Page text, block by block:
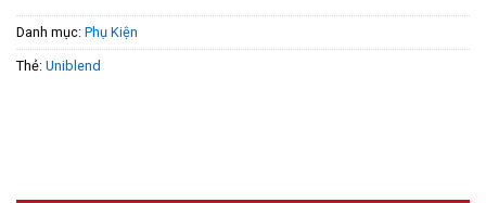
Danh mục: Phụ Kiện
Thẻ: Uniblend